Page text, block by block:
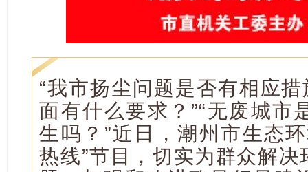
“我市扬尘问题是否有相应
面有什么要求？”“无废城市
生吗？”近日，潮州市生态
热线”节目，切实为群众解